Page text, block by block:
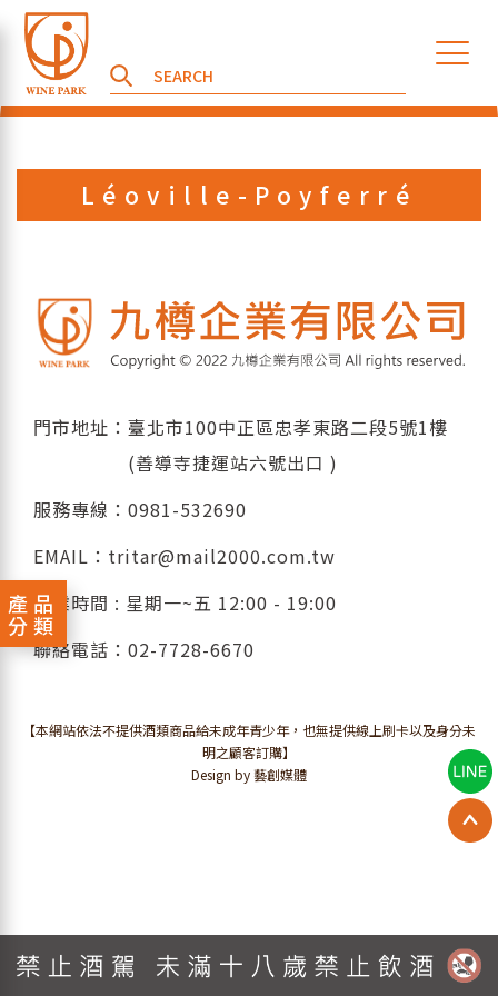
產品
分類
Léoville-Poyferré
門市地址：臺北市100中正區忠孝東路二段5號1樓
(善導寺捷運站六號出口 )
服務專線： 0981-532690
EMAIL： tritar@mail2000.com.tw
營業時間 : 星期一~五 12:00 - 19:00
聯絡電話： 02-7728-6670
【本網站依法不提供酒類商品給未成年青少年，也無提供線上刷卡以及身分未
明之顧客訂購】
Design by 藝創媒體